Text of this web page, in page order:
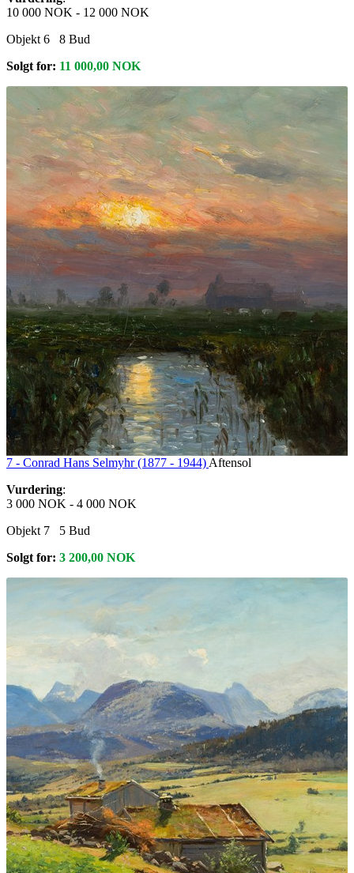
10 000 NOK - 12 000 NOK
Objekt 6
8 Bud
Solgt for: 11 000,00 NOK
7 - Conrad Hans Selmyhr (1877 - 1944) Aftensol
Vurdering:
3 000 NOK - 4 000 NOK
Objekt 7
5 Bud
Solgt for: 3 200,00 NOK